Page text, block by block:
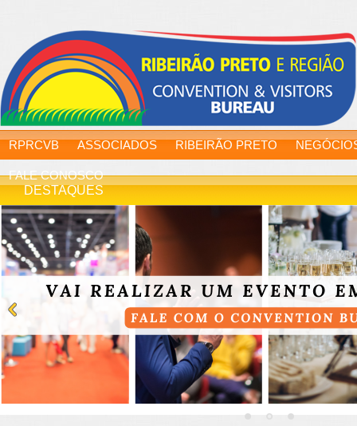
RPRCVB ASSOCIADOS RIBEIRÃO PRETO
FALE CONOSCO
DESTAQUES